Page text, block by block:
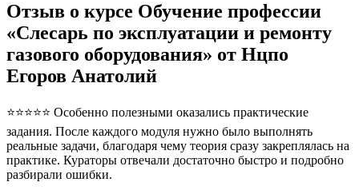
Отзыв о курсе Обучение профессии
«Слесарь по эксплуатации и ремонту
газового оборудования» от Нцпо
Егоров Анатолий
⭐⭐⭐⭐⭐ Особенно полезными оказались практические
задания. После каждого модуля нужно было выполнять
реальные задачи, благодаря чему теория сразу закреплялась на
практике. Кураторы отвечали достаточно быстро и подробно
разбирали ошибки.